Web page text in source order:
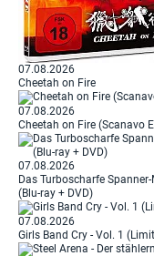
07.08.2026
Cheetah on Fire
07.08.2026
Cheetah on Fire (Scanavo
07.08.2026
Das Turboscharfe
(Blu-ray + DVD)
07.08.2026
Girls Band Cry - Vol. 1